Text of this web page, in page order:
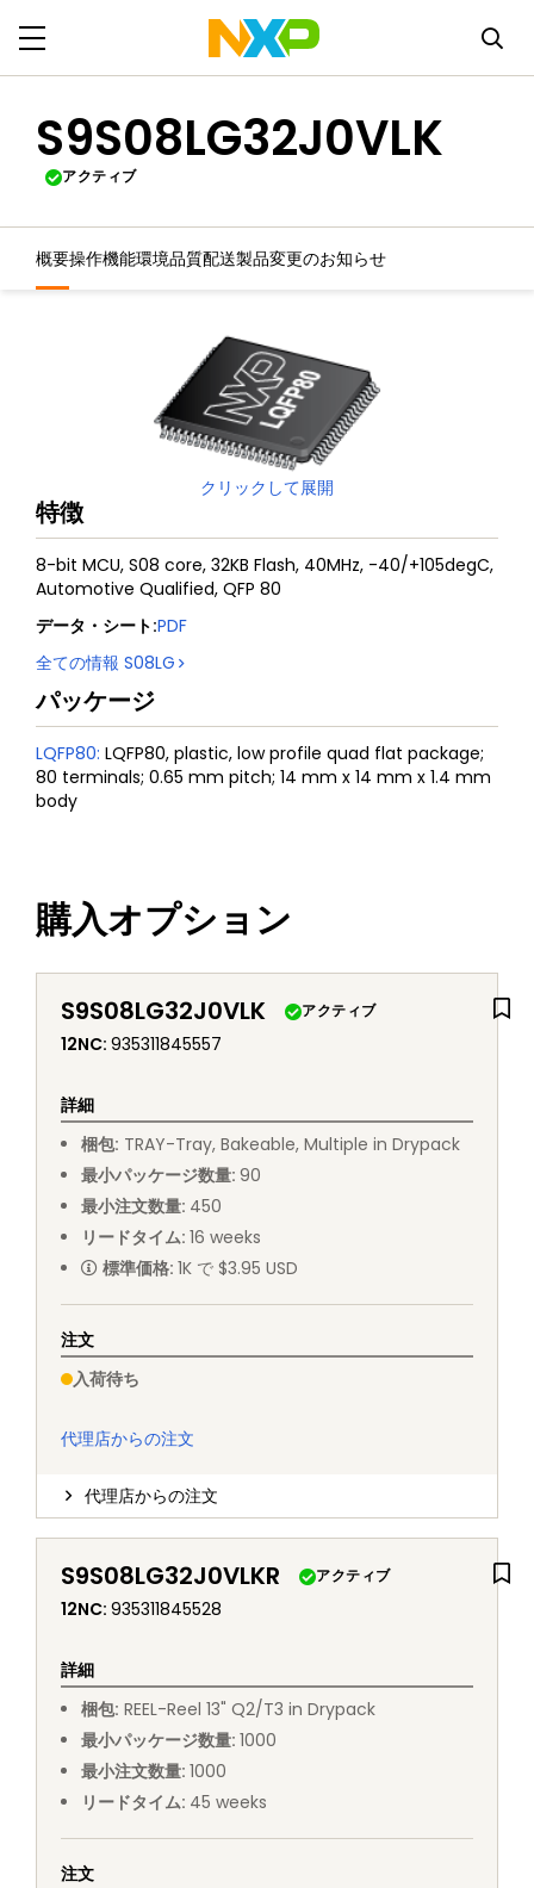
S9S08LG32J0VLK
アクティブ
概要操作機能環境品質配送製品変更のお知らせ
クリックして展開
特徴
8-bit MCU, S08 core, 32KB Flash, 40MHz, -40/+105degC,
Automotive Qualified, QFP 80
データ・シート:PDF
全ての情報 S08LG
パッケージ
LQFP80: LQFP80, plastic, low profile quad flat package;
80 terminals; 0.65 mm pitch; 14 mm x 14 mm x 1.4 mm
body
購入オプション
S9S08LG32J0VLK アクティブ
12NC: 935311845557
詳細
梱包: TRAY-Tray, Bakeable, Multiple in Drypack
最小パッケージ数量: 90
最小注文数量: 450
リードタイム: 16 weeks
標準価格: 1K で $3.95 USD
注文
入荷待ち
代理店からの注文
代理店からの注文
S9S08LG32J0VLKR アクティブ
12NC: 935311845528
詳細
梱包: REEL-Reel 13" Q2/T3 in Drypack
最小パッケージ数量: 1000
最小注文数量: 1000
リードタイム: 45 weeks
注文